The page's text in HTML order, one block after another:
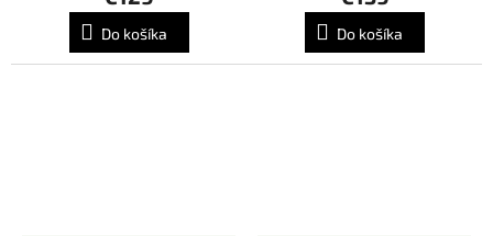
Do košíka Do košíka